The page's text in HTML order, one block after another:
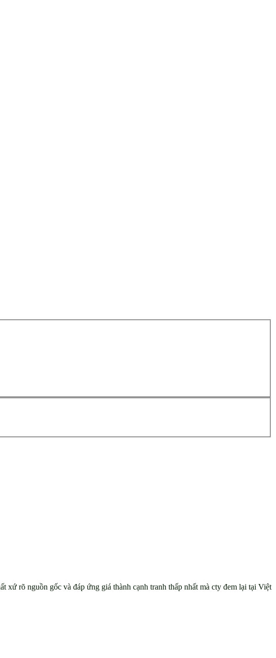
xứ rõ nguồn gốc và đáp ứng giá thành cạnh tranh thấp nhất mà cty đem lại tại Việt